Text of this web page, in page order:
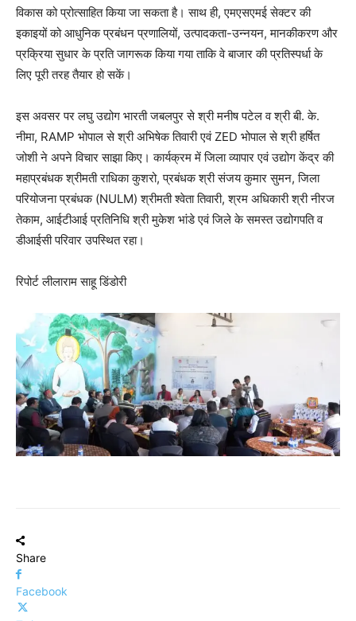
विकास को प्रोत्साहित किया जा सकता है। साथ ही, एमएसएमई सेक्टर की
इकाइयों को आधुनिक प्रबंधन प्रणालियों, उत्पादकता-उन्नयन, मानकीकरण और
प्रक्रिया सुधार के प्रति जागरूक किया गया ताकि वे बाजार की प्रतिस्पर्धा के
लिए पूरी तरह तैयार हो सकें।
इस अवसर पर लघु उद्योग भारती जबलपुर से श्री मनीष पटेल व श्री बी. के.
नीमा, RAMP भोपाल से श्री अभिषेक तिवारी एवं ZED भोपाल से श्री हर्षित
जोशी ने अपने विचार साझा किए। कार्यक्रम में जिला व्यापार एवं उद्योग केंद्र की
महाप्रबंधक श्रीमती राधिका कुशरो, प्रबंधक श्री संजय कुमार सुमन, जिला
परियोजना प्रबंधक (NULM) श्रीमती श्वेता तिवारी, श्रम अधिकारी श्री नीरज
तेकाम, आईटीआई प्रतिनिधि श्री मुकेश भांडे एवं जिले के समस्त उद्योगपति व
डीआईसी परिवार उपस्थित रहा।
रिपोर्ट लीलाराम साहू डिंडोरी
Share
Facebook